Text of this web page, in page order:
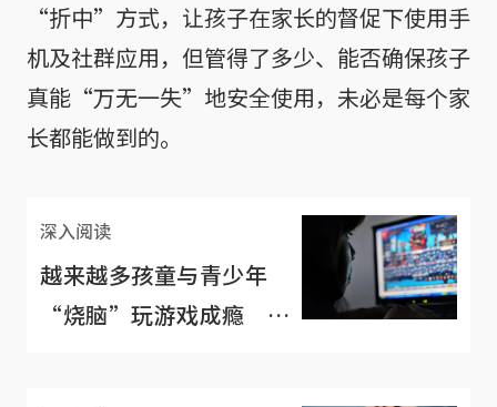
“折中”方式，让孩子在家长的督促下使用手
机及社群应用，但管得了多少、能否确保孩子
真能“万无一失”地安全使用，未必是每个家
长都能做到的。
深入阅读
越来越多孩童与青少年
“烧脑”玩游戏成瘾 引